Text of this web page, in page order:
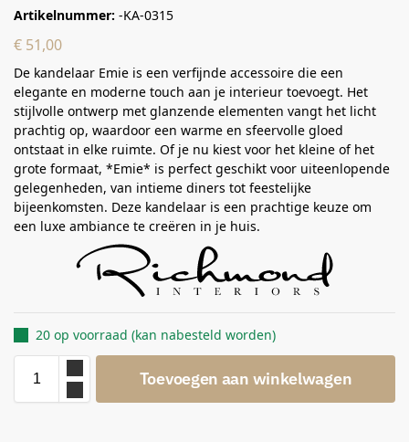
Artikelnummer: -KA-0315
€ 51,00
De kandelaar Emie is een verfijnde accessoire die een
elegante en moderne touch aan je interieur toevoegt. Het
stijlvolle ontwerp met glanzende elementen vangt het licht
prachtig op, waardoor een warme en sfeervolle gloed
ontstaat in elke ruimte. Of je nu kiest voor het kleine of het
grote formaat, *Emie* is perfect geschikt voor uiteenlopende
gelegenheden, van intieme diners tot feestelijke
bijeenkomsten. Deze kandelaar is een prachtige keuze om
een luxe ambiance te creëren in je huis.
20 op voorraad (kan nabesteld worden)
Toevoegen aan winkelwagen